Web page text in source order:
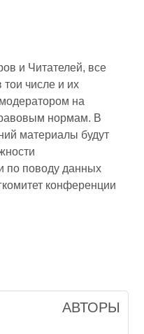
и Читателей, все
числе и их
на
нормам. В
материалы будут
по поводу данных
конференции
АВТОРЫ